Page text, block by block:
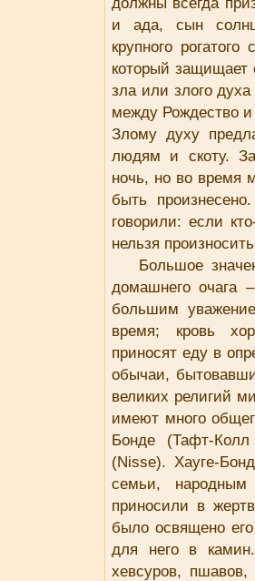
и ада, сын
крупного
который защищает
зла или злого
между Рождество
Злому духу
людям и скоту.
ночь, но во время
быть
говорили: если
нельзя
Большое
домашнего очага
большим
время; кровь
приносят еду в
обычаи,
великих религий
имеют много
Бонде (Тафт-
(Nisse). Хауге-
семьи,
приносили в
было освящено
для него в
хевсуров,